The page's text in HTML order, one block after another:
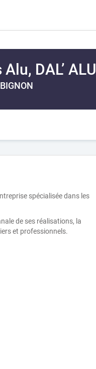
DAL’ ALU
spécialisée dans les
de ses réalisations, la
et professionnels.